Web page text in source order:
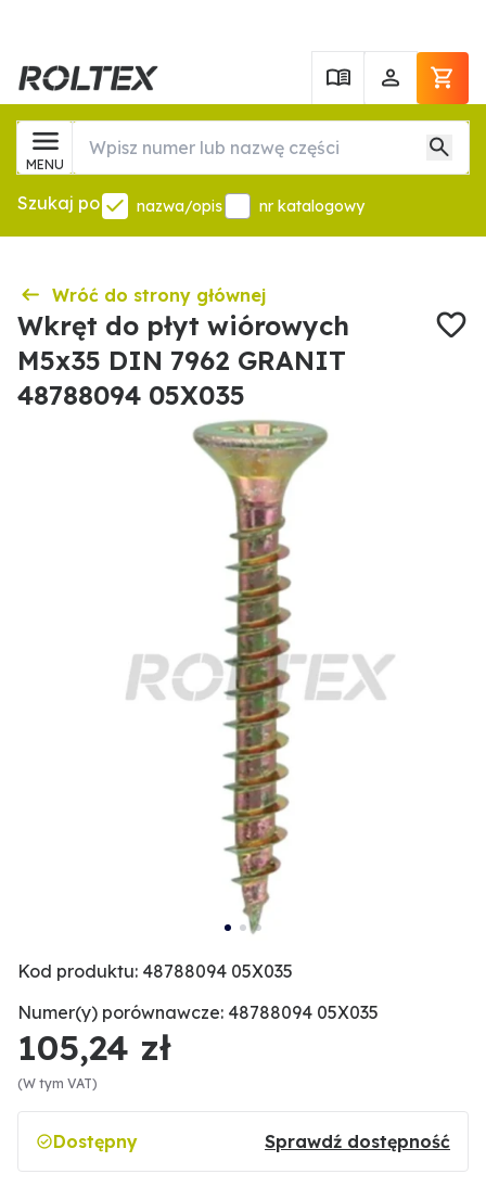
MENU
Szukaj po nazwa/opis nr katalogowy
Wróć do strony głównej
Wkręt do płyt wiórowych
M5x35 DIN 7962 GRANIT
48788094 05X035
Kod produktu: 48788094 05X035
Numer(y) porównawcze: 48788094 05X035
105,24 zł
(W tym VAT)
Dostępny Sprawdź dostępność